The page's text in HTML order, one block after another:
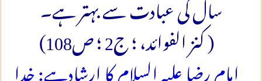
( كنز الفوائد، ؛ ج‏2 ؛ ص108)
امام رضا علیہ السلام کا ارشادہے: خدا